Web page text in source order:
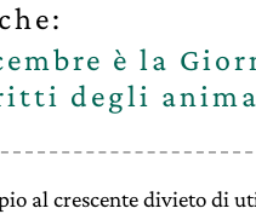
è la
degli
al crescente divieto di